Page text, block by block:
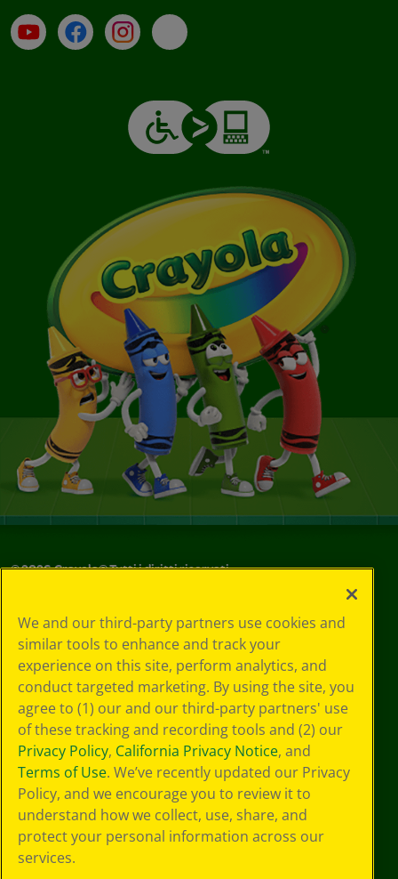
Su YouTube
ContattiProfilo Instagram
Email
©2026Crayola® Tutti i diritti riservati.
in materia di
privacy
Informativa sulla
privacy
Termini SMS
GDPR
Informativa sulla
privacy di CA
Technologies
Preferenze cookie
Condizioni d'uso
Accessibilità web
Mappa del sito
We and our third-party partners use cookies and
similar tools to enhance and track your
experience on this site, perform analytics, and
conduct targeted marketing. By using the site, you
agree to (1) our and our third-party partners' use
of these tracking and recording tools and (2) our
Privacy Policy, California Privacy Notice, and
Terms of Use. We’ve recently updated our Privacy
Policy, and we encourage you to review it to
understand how we collect, use, share, and
protect your personal information across our
services.